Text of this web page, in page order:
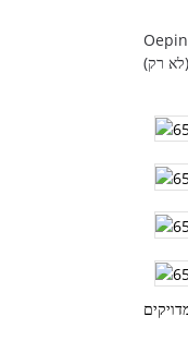
Oepin היא חברת הטבעה במתכות המספקת שירותים המתאימים לייצור המוני של הטבעה במתכות של חלקים כגון מכשירים רפואיים, מכוניות, מכשירי חשמל ביתיים, מכונות משרדיות וכו'. יישומי